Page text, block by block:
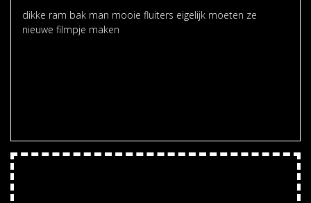
dikke ram bak man mooie fluiters eigelijk moeten ze
nieuwe filmpje maken